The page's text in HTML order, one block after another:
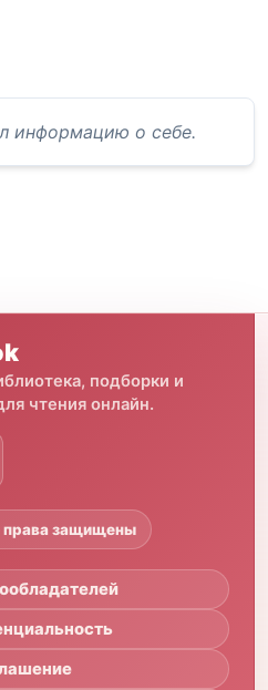
информацию о себе.
подборки и
чтения онлайн.
права защищены